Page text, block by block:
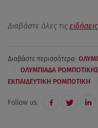
Διαβάστε όλες τις ειδήσεις
Διαβάστε περισσότερα:
ΟΛΥΜΠΙΑΔΑ ΡΟΜΠΟΤΙΚΗΣ
ΕΚΠΑΙΔΕΥΤΙΚΗ ΡΟΜΠΟΤΙΚΗ
Follow us: